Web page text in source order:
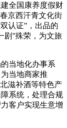
全国康养度假财
京西汗青文化街
认证”，出品的
剧”殊荣，为文旅
当地化办事系
当地商家推
滋补酒等特色产
系统，处理合规
客户实现生意增